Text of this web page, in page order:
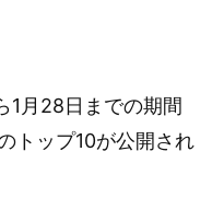
1月28日までの期間
トップ10が公開され